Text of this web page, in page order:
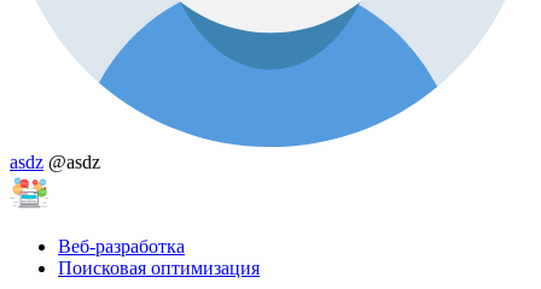
asdz @asdz
Веб-разработка
Поисковая оптимизация